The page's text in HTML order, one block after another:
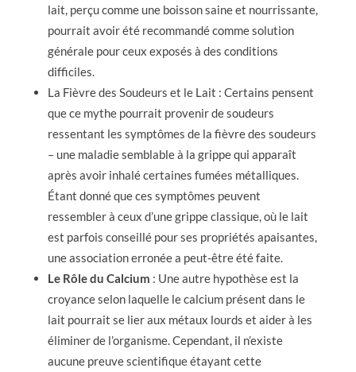
lait, perçu comme une boisson saine et nourrissante,
pourrait avoir été recommandé comme solution
générale pour ceux exposés à des conditions
difficiles.
La Fièvre des Soudeurs et le Lait : Certains pensent
que ce mythe pourrait provenir de soudeurs
ressentant les symptômes de la fièvre des soudeurs
– une maladie semblable à la grippe qui apparaît
après avoir inhalé certaines fumées métalliques.
Étant donné que ces symptômes peuvent
ressembler à ceux d’une grippe classique, où le lait
est parfois conseillé pour ses propriétés apaisantes,
une association erronée a peut-être été faite.
Le Rôle du Calcium : Une autre hypothèse est la
croyance selon laquelle le calcium présent dans le
lait pourrait se lier aux métaux lourds et aider à les
éliminer de l’organisme. Cependant, il n’existe
aucune preuve scientifique étayant cette